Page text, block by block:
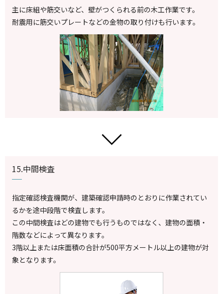
主に床組や筋交いなど、壁がつくられる前の木工作業です。
耐震用に筋交いプレートなどの金物の取り付けも行います。
15.中間検査
指定確認検査機関が、建築確認申請時のとおりに作業されてい
るかを途中段階で検査します。
この中間検査はどの建物でも行うものではなく、建物の面積・
階数などによって異なります。
3階以上または床面積の合計が500平方メートル以上の建物が対
象となります。